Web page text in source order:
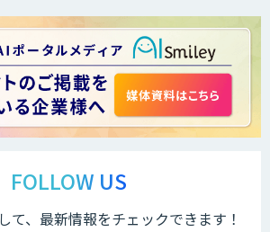
LINE WORKS PaperOn
ス」
FOLLOW US
て、最新情報をチェックできます！